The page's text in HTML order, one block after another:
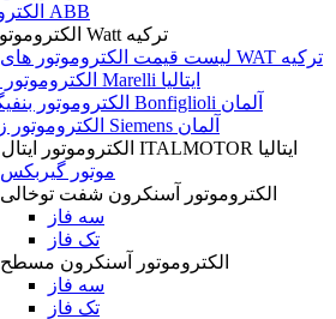
الکتروموتور ABB
الکتروموتور وات Watt ترکیه
لیست قیمت الکتروموتور های WAT ترکیه
الکتروموتور مارلی Marelli ایتالیا
الکتروموتور بنفیگلیولی Bonfiglioli آلمان
الکتروموتور زیمنس Siemens آلمان
الکتروموتور ایتال موتور ITALMOTOR ایتالیا
موتور گیربکس
الکتروموتور آسنکرون شفت توخالی
سه فاز
تک فاز
الکتروموتور آسنکرون مسطح
سه فاز
تک فاز